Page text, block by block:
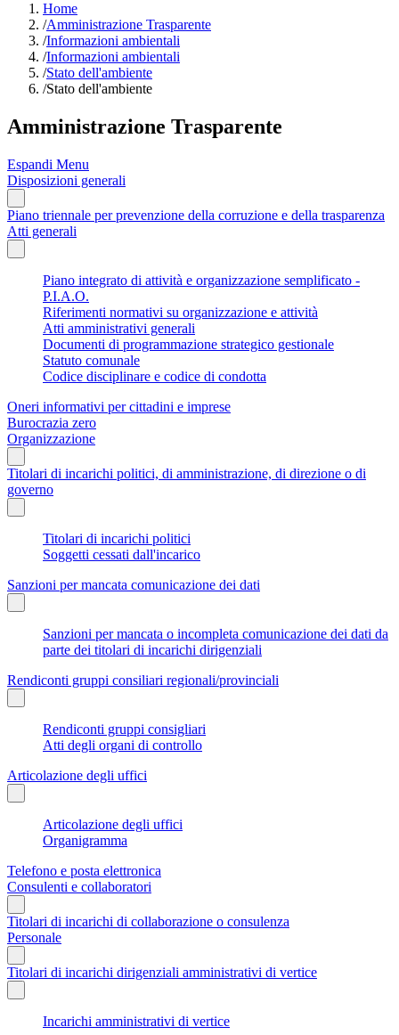
Home
/Amministrazione Trasparente
/Informazioni ambientali
/Informazioni ambientali
/Stato dell'ambiente
/Stato dell'ambiente
Amministrazione Trasparente
Espandi Menu
Disposizioni generali
Piano triennale per prevenzione della corruzione e della trasparenza
Atti generali
Piano integrato di attività e organizzazione semplificato -
P.I.A.O.
Riferimenti normativi su organizzazione e attività
Atti amministrativi generali
Documenti di programmazione strategico gestionale
Statuto comunale
Codice disciplinare e codice di condotta
Oneri informativi per cittadini e imprese
Burocrazia zero
Organizzazione
Titolari di incarichi politici, di amministrazione, di direzione o di
governo
Titolari di incarichi politici
Soggetti cessati dall'incarico
Sanzioni per mancata comunicazione dei dati
Sanzioni per mancata o incompleta comunicazione dei dati da
parte dei titolari di incarichi dirigenziali
Rendiconti gruppi consiliari regionali/provinciali
Rendiconti gruppi consigliari
Atti degli organi di controllo
Articolazione degli uffici
Articolazione degli uffici
Organigramma
Telefono e posta elettronica
Consulenti e collaboratori
Titolari di incarichi di collaborazione o consulenza
Personale
Titolari di incarichi dirigenziali amministrativi di vertice
Incarichi amministrativi di vertice